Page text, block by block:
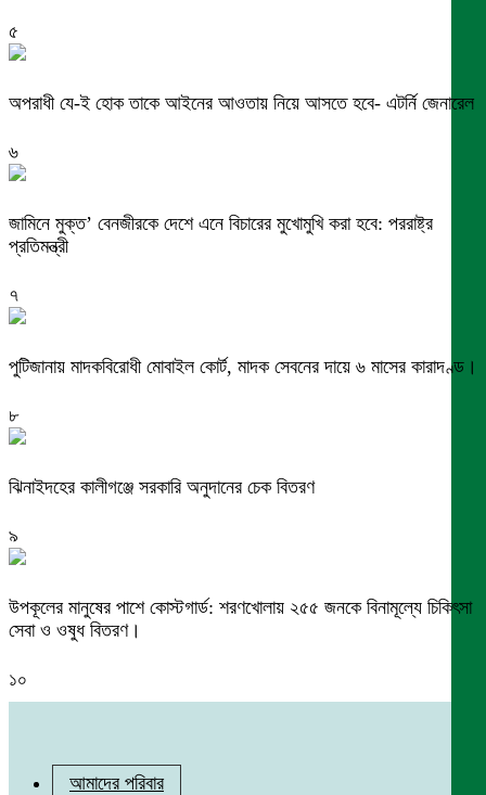
৫
অপরাধী যে-ই হোক তাকে আইনের আওতায় নিয়ে আসতে হবে- এটর্নি জেনারেল
৬
জামিনে মুক্ত’ বেনজীরকে দেশে এনে বিচারের মুখোমুখি করা হবে: পররাষ্ট্র
প্রতিমন্ত্রী
৭
পুটিজানায় মাদকবিরোধী মোবাইল কোর্ট, মাদক সেবনের দায়ে ৬ মাসের কারাদণ্ড।
৮
ঝিনাইদহের কালীগঞ্জে সরকারি অনুদানের চেক বিতরণ
৯
উপকূলের মানুষের পাশে কোস্টগার্ড: শরণখোলায় ২৫৫ জনকে বিনামূল্যে চিকিৎসা
সেবা ও ওষুধ বিতরণ।
১০
আমাদের পরিবার